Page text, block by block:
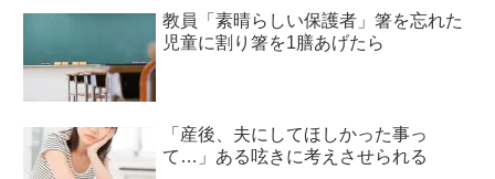
教員「素晴らしい保護者」箸を忘れた
児童に割り箸を1膳あげたら
「産後、夫にしてほしかった事っ
て…」ある呟きに考えさせられる